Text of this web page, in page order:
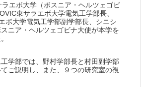
エボ大学（ボスニア・ヘルツェゴビ
東サラエボ大学電気工学部長、
ボ大学電気工学部副学部長、シニシ
ニア・ヘルツェゴビナ大使が本学を
学部では、野村学部長と村田副学部
ご説明し、また、９つの研究室の視